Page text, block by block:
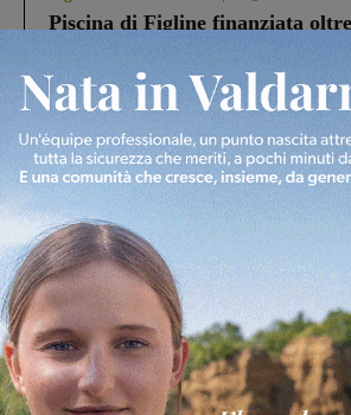
Piscina di Figline finanziata
Pnrr, il gruppo di Fratelli
ringraziamento al Governo”
Cronaca 4 Agosto 2026
Un anno fa la strage in A1 in
Gianni, Giulia e Franco. Lo
processo, lo stop ai sorpassi fra
Cronaca 3 Agosto 2026
Scomparso da una struttura di
Fiorentino l’uomo che aveva
Levane nel 2020